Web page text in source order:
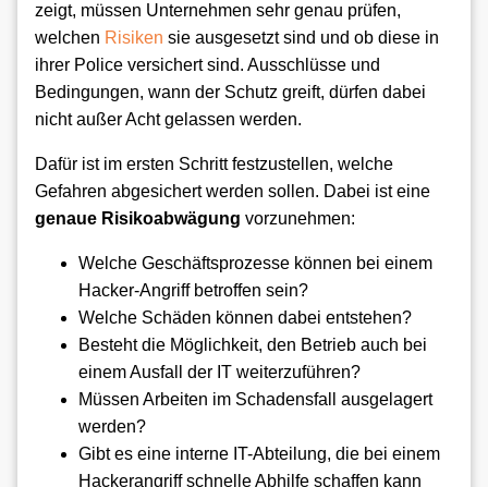
zeigt, müssen Unternehmen sehr genau prüfen,
welchen Risiken sie ausgesetzt sind und ob diese in
ihrer Police versichert sind. Ausschlüsse und
Bedingungen, wann der Schutz greift, dürfen dabei
nicht außer Acht gelassen werden.
Dafür ist im ersten Schritt festzustellen, welche
Gefahren abgesichert werden sollen. Dabei ist eine
genaue Risikoabwägung vorzunehmen:
Welche Geschäftsprozesse können bei einem
Hacker-Angriff betroffen sein?
Welche Schäden können dabei entstehen?
Besteht die Möglichkeit, den Betrieb auch bei
einem Ausfall der IT weiterzuführen?
Müssen Arbeiten im Schadensfall ausgelagert
werden?
Gibt es eine interne IT-Abteilung, die bei einem
Hackerangriff schnelle Abhilfe schaffen kann